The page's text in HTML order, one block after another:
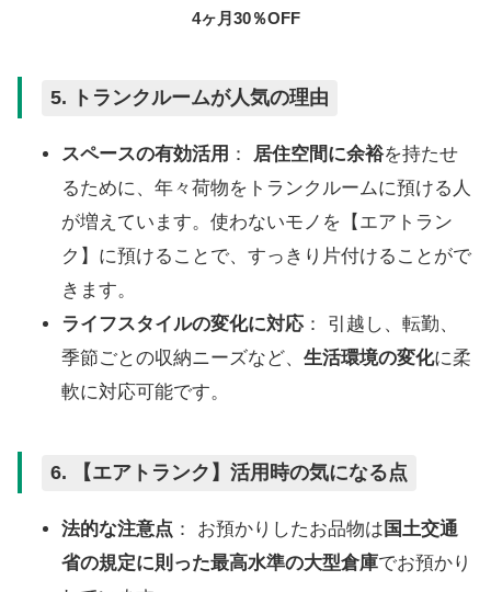
4ヶ月30％OFF
5. トランクルームが人気の理由
スペースの有効活用 ： 居住空間に余裕を持たせ
るために、年々荷物をトランクルームに預ける人
が増えています。使わないモノを【エアトラン
ク】に預けることで、すっきり片付けることがで
きます。
ライフスタイルの変化に対応 ： 引越し、転勤、
季節ごとの収納ニーズなど、 生活環境の変化に柔
軟に対応可能です。
6. 【エア トランク】活用時の気になる点
法的な注意点 ： お預かりしたお品物は 国土交通
省の規定に則った最高水準の大型倉庫でお預かり